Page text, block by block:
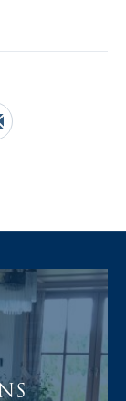
Facebook
by Email